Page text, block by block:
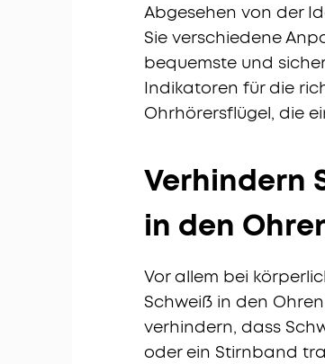
Abgesehen von der
Sie verschiedene
bequemste und
Indikatoren für die
Ohrhörersflügel, die
Verhindern
in den
Vor allem bei
Schweiß in den
verhindern, dass
oder ein Stirnband